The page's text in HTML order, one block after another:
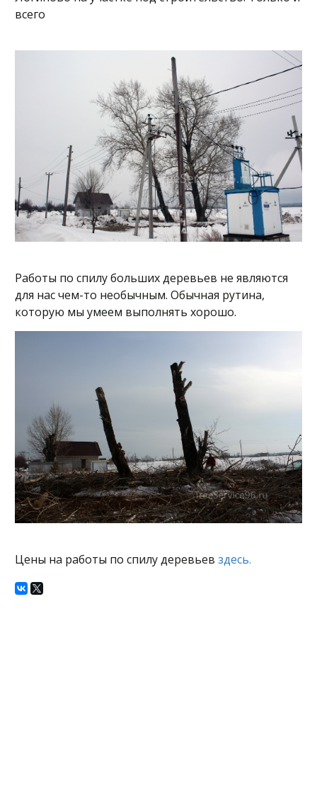
всего
Работы по спилу больших деревьев не являются
для нас чем-то необычным. Обычная рутина,
которую мы умеем выполнять хорошо.
Цены на работы по спилу деревьев здесь.